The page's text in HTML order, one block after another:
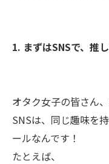
1. まずはSNSで、推
オタク女子の皆さん
SNSは、同じ趣味を
ールなんです！
たとえば、